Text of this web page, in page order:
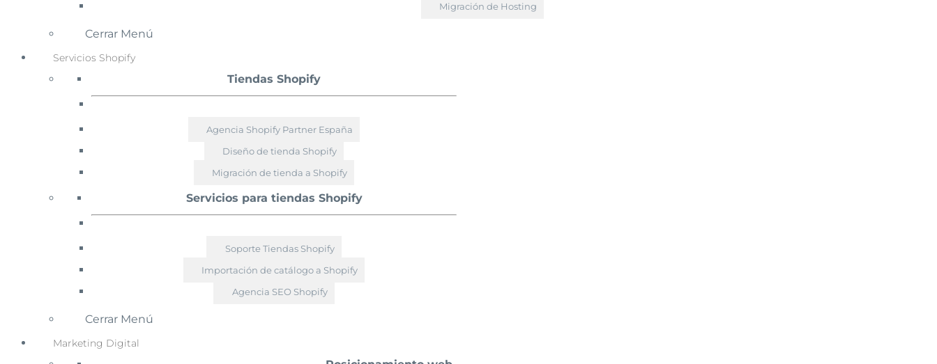
Migración de Hosting
Cerrar Menú
Servicios Shopify
Tiendas Shopify
Agencia Shopify Partner España
Diseño de tienda Shopify
Migración de tienda a Shopify
Servicios para tiendas Shopify
Soporte Tiendas Shopify
Importación de catálogo a Shopify
Agencia SEO Shopify
Cerrar Menú
Marketing Digital